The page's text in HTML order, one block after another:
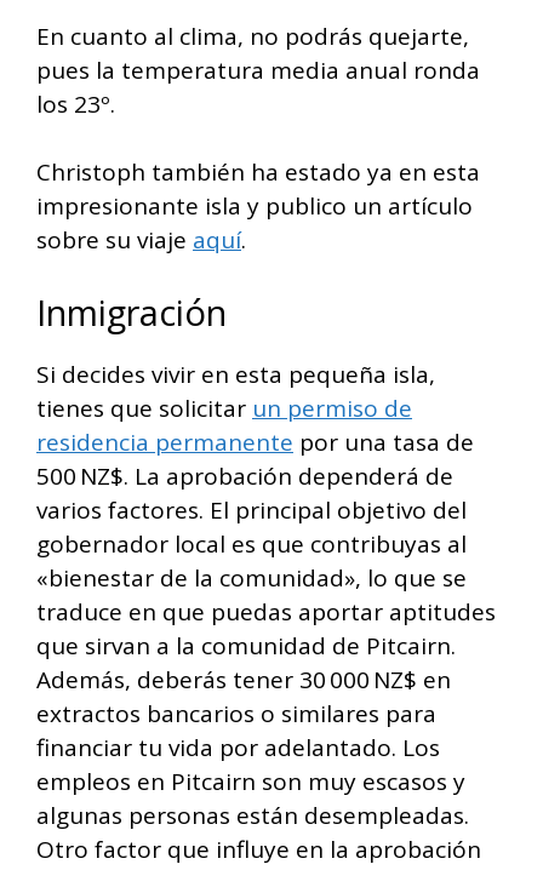
En cuanto al clima, no podrás quejarte,
pues la temperatura media anual ronda
los 23º.
Christoph también ha estado ya en esta
impresionante isla y publico un artículo
sobre su viaje aquí.
Inmigración
Si decides vivir en esta pequeña isla,
tienes que solicitar un permiso de
residencia permanente por una tasa de
500 NZ$. La aprobación dependerá de
varios factores. El principal objetivo del
gobernador local es que contribuyas al
«bienestar de la comunidad», lo que se
traduce en que puedas aportar aptitudes
que sirvan a la comunidad de Pitcairn.
Además, deberás tener 30 000 NZ$ en
extractos bancarios o similares para
financiar tu vida por adelantado. Los
empleos en Pitcairn son muy escasos y
algunas personas están desempleadas.
Otro factor que influye en la aprobación